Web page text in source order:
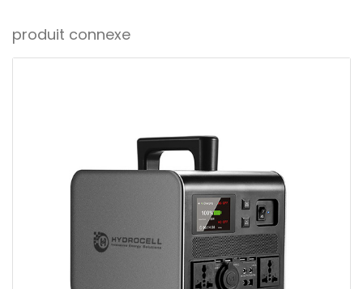
produit connexe